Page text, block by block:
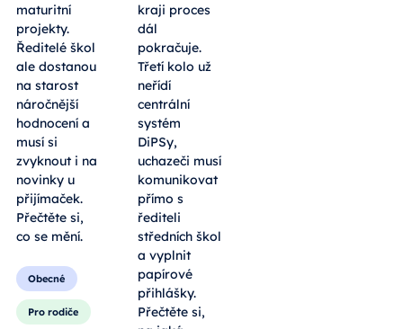
maturitní
projekty.
Ředitelé škol
ale dostanou
na starost
náročnější
hodnocení a
musí si
zvyknout i na
novinky u
přijímaček.
Přečtěte si,
co se mění.
Obecné
Pro rodiče
kraji proces
dál
pokračuje.
Třetí kolo už
neřídí
centrální
systém
DiPSy,
uchazeči musí
komunikovat
přímo s
řediteli
středních škol
a vyplnit
papírové
přihlášky.
Přečtěte si,